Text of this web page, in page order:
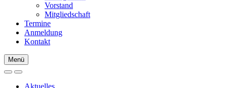
Vorstand
Mitgliedschaft
Termine
Anmeldung
Kontakt
Menü
Aktuelles